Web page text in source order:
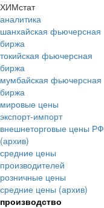
ХИМстат
аналитика
шанхайская фьючерсная
биржа
токийская фьючерсная
биржа
мумбайская фьючерсная
биржа
мировые цены
экспорт-импорт
внешнеторговые цены РФ
(архив)
средние цены
производителей
розничные цены
средние цены (архив)
производство